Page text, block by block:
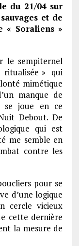
du 21/04 sur
et de
« Soraliens »
le sempiternel
ritualisée » qui
mimétique
manque de
joue en ce
Debout. De
qui est
me semble en
contre les
pour se
d’une logique
cercle vicieux
cette dernière
la mesure de